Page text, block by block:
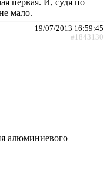
мало.
19/07/2013 16:59:45
#1843130
алюминиевого